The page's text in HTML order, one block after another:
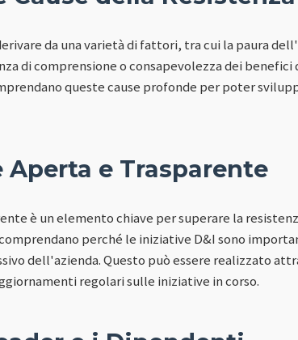
da una varietà di fattori, tra cui la paura
di comprensione o consapevolezza dei
queste cause profonde per poter
e Trasparente
è un elemento chiave per superare la
perché le iniziative D&I sono
dell'azienda. Questo può essere realizzato
regolari sulle iniziative in corso.